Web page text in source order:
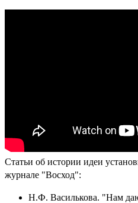
Статьи об истории идеи
журнале "Восход":
Н.Ф. Василькова. "Нам